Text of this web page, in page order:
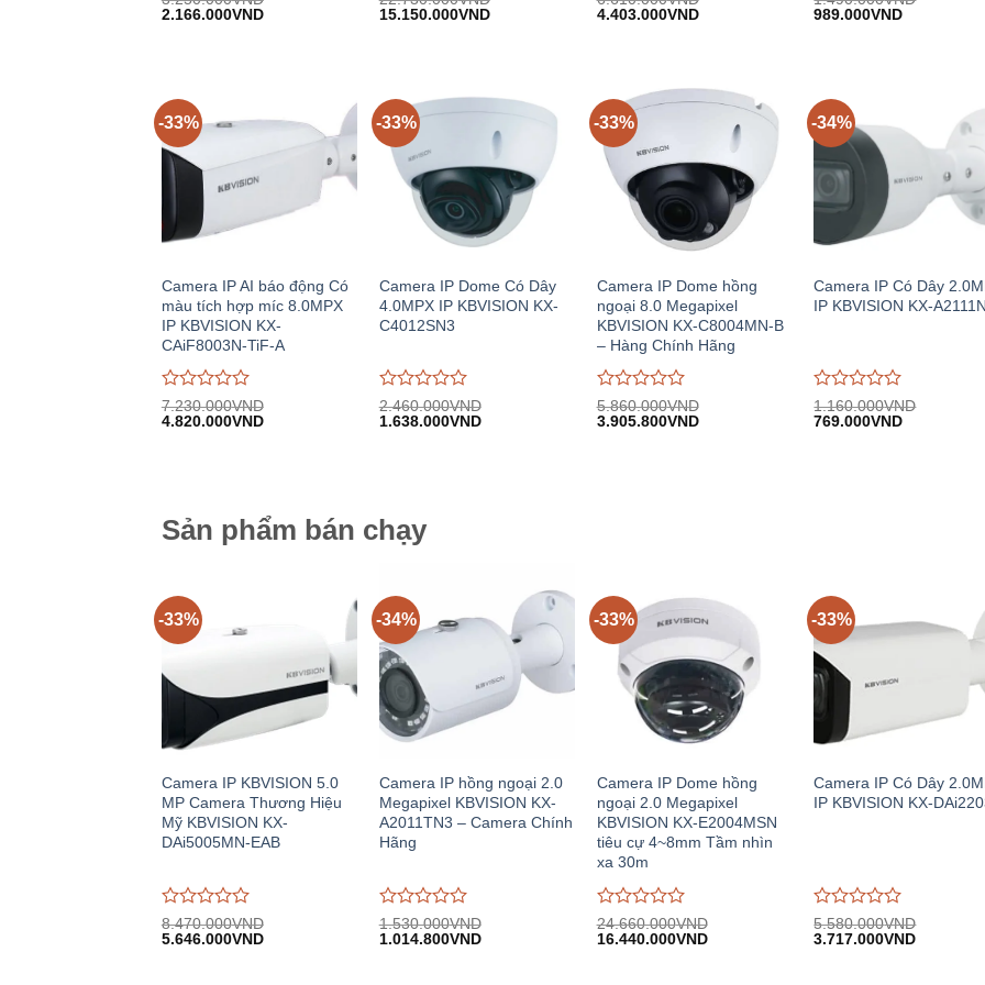
đánh
Giá
2.166.000VNDGiá
đánh
Giá
15.150.000VNDGiá
đánh
Giá
4.403.000VNDGiá
đánh
Giá
989.000VNDGiá
-33%
Camera IP AI báo động Có
màu tích hợp míc 8.0MPX
IP KBVISION KX-
CAiF8003N-TiF-A
Được
đánh
7.230.000VND
Giá
4.820.000VNDGiá
-33%
Camera IP Dome Có Dây
4.0MPX IP KBVISION KX-
C4012SN3
Được
đánh
2.460.000VND
Giá
1.638.000VNDGiá
-33%
Camera IP Dome hồng
ngoại 8.0 Megapixel
KBVISION KX-C8004MN-B
– Hàng Chính Hãng
Được
đánh
5.860.000VND
Giá
3.905.800VNDGiá
-34%
Camera IP Có Dây
IP KBVISION KX-
Được
đánh
1.160.000VND
Giá
769.000VNDGiá
Sản phẩm bán chạy
-33%
Camera IP KBVISION 5.0
MP Camera Thương Hiệu
Mỹ KBVISION KX-
DAi5005MN-EAB
Được
đánh
8.470.000VND
Giá
5.646.000VNDGiá
-34%
Camera IP hồng ngoại 2.0
Megapixel KBVISION KX-
A2011TN3 – Camera Chính
Hãng
Được
đánh
1.530.000VND
Giá
1.014.800VNDGiá
-33%
Camera IP Dome hồng
ngoại 2.0 Megapixel
KBVISION KX-E2004MSN
tiêu cự 4~8mm Tầm nhìn
xa 30m
Được
đánh
24.660.000VND
Giá
16.440.000VNDGiá
-33%
Camera IP Có Dây
IP KBVISION KX-
Được
đánh
5.580.000VND
Giá
3.717.000VNDGiá